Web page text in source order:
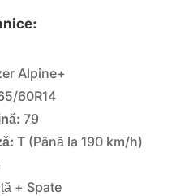
Alpine+
60R14
79
T (Până la 190 km/h)
+ Spate